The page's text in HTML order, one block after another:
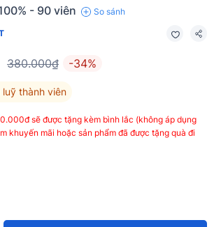
- 90 viên So sánh
380.000₫ -34%
thành viên
sẽ được tặng kèm bình lắc (không áp dụng
khuyến mãi hoặc sản phẩm đã được tặng quà đi